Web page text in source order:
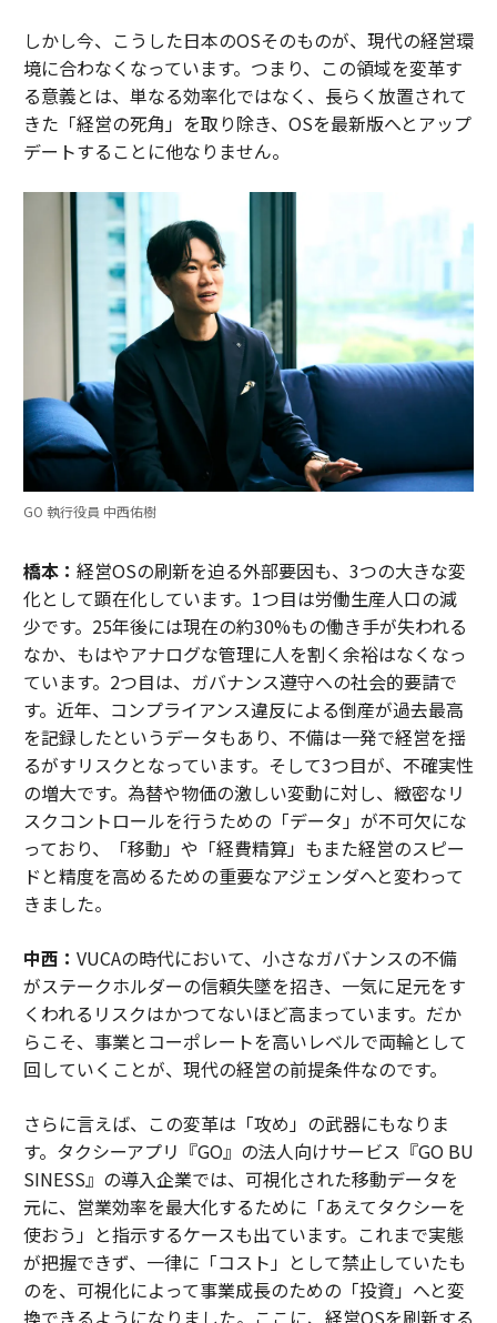
しかし今、こうした日本のOSそのものが、現代の経営環
境に合わなくなっています。つまり、この領域を変革す
る意義とは、単なる効率化ではなく、長らく放置されて
きた「経営の死角」を取り除き、OSを最新版へとアップ
デートすることに他なりません。
GO 執行役員 中西佑樹
橋本： 経営OSの刷新を迫る外部要因も、3つの大きな変
化として顕在化しています。1つ目は労働生産人口の減
少です。25年後には現在の約30%もの働き手が失われる
なか、もはやアナログな管理に人を割く余裕はなくなっ
ています。2つ目は、ガバナンス遵守への社会的要請で
す。近年、コンプライアンス違反による倒産が過去最高
を記録したというデータもあり、不備は一発で経営を揺
るがすリスクとなっています。そして3つ目が、不確実性
の増大です。為替や物価の激しい変動に対し、緻密なリ
スクコントロールを行うための「データ」が不可欠にな
っており、「移動」や「経費精算」もまた経営のスピー
ドと精度を高めるための重要なアジェンダへと変わって
きました。
中西： VUCAの時代において、小さなガバナンスの不備
がステークホルダーの信頼失墜を招き、一気に足元をす
くわれるリスクはかつてないほど高まっています。だか
らこそ、事業とコーポレートを高いレベルで両輪として
回していくことが、現代の経営の前提条件なのです。
さらに言えば、この変革は「攻め」の武器にもなりま
す。タクシーアプリ『GO』の法人向けサービス『GO BU
SINESS』の導入企業では、可視化された移動データを
元に、営業効率を最大化するために「あえてタクシーを
使おう」と指示するケースも出ています。これまで実態
が把握できず、一律に「コスト」として禁止していたも
のを、可視化によって事業成長のための「投資」へと変